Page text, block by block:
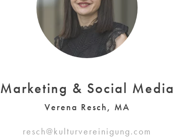
Marketing & Social Media
Verena Resch, MA
resch@kulturvereinigung.com